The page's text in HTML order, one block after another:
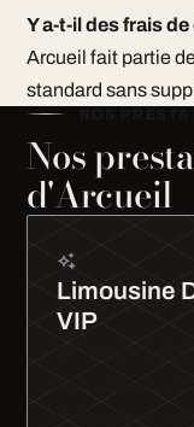
Y a-t-il des frais
Arcueil fait partie
standard sans
Nos
d'Arcueil
Limousine
VIP
de la magie.